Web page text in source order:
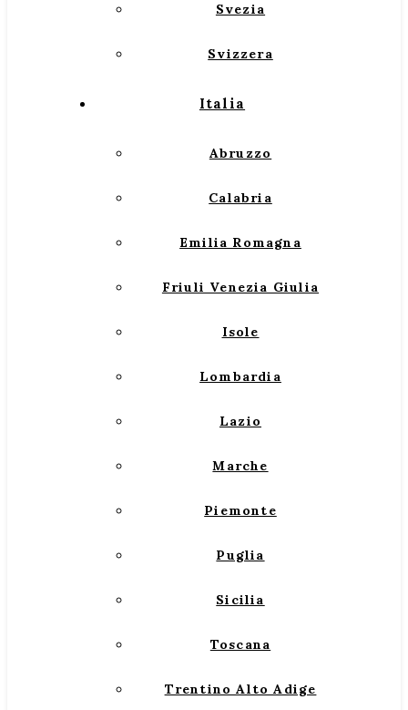
Svezia
Svizzera
Italia
Abruzzo
Calabria
Emilia Romagna
Friuli Venezia Giulia
Isole
Lombardia
Lazio
Marche
Piemonte
Puglia
Sicilia
Toscana
Trentino Alto Adige